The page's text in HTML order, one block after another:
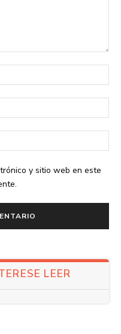
y sitio web en este
LEER